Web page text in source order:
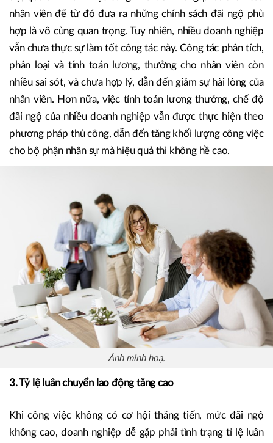
nhân viên để từ đó đưa ra những chính sách đãi ngộ phù
hợp là vô cùng quan trọng. Tuy nhiên, nhiều doanh nghiệp
vẫn chưa thực sự làm tốt công tác này. Công tác phân tích,
phân loại và tính toán lương, thưởng cho nhân viên còn
nhiều sai sót, và chưa hợp lý, dẫn đến giảm sự hài lòng của
nhân viên. Hơn nữa, việc tính toán lương thưởng, chế độ
đãi ngộ của nhiều doanh nghiệp vẫn được thực hiện theo
phương pháp thủ công, dẫn đến tăng khối lượng công việc
cho bộ phận nhân sự mà hiệu quả thì không hề cao.
Ảnh minh hoạ.
3. Tỷ lệ luân chuyển lao động tăng cao
Khi công việc không có cơ hội thăng tiến, mức đãi ngộ
không cao, doanh nghiệp dễ gặp phải tình trạng tỉ lệ luân